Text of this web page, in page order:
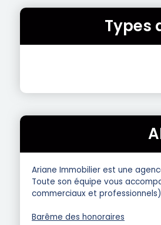
Types
Ariane Immobilier est une
Toute son équipe vous
commerciaux et
Barême des honoraires